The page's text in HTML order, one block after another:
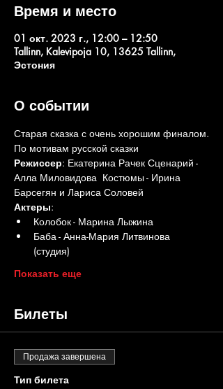
Время и место
01 окт. 2023 г., 12:00 – 12:50
Tallinn, Kalevipoja 10, 13625 Tallinn,
Эстония
О событии
Старая сказка с очень хорошим финалом.
По мотивам русской сказки
Режиссер: Екатерина Рачек Сценарий -
Алла Миловидова  Костюмы - Ирина
Барсегян и Лариса Соловей
Актеры:
Колобок - Марина Лыжина
Баба - Анна-Мария Литвинова
(студия)
Показать еще
Билеты
Продажа завершена
Тип билета